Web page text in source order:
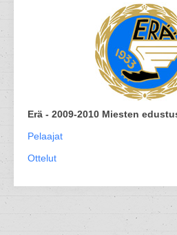
Erä - 2009-2010 Miesten
Pelaajat
Ottelut